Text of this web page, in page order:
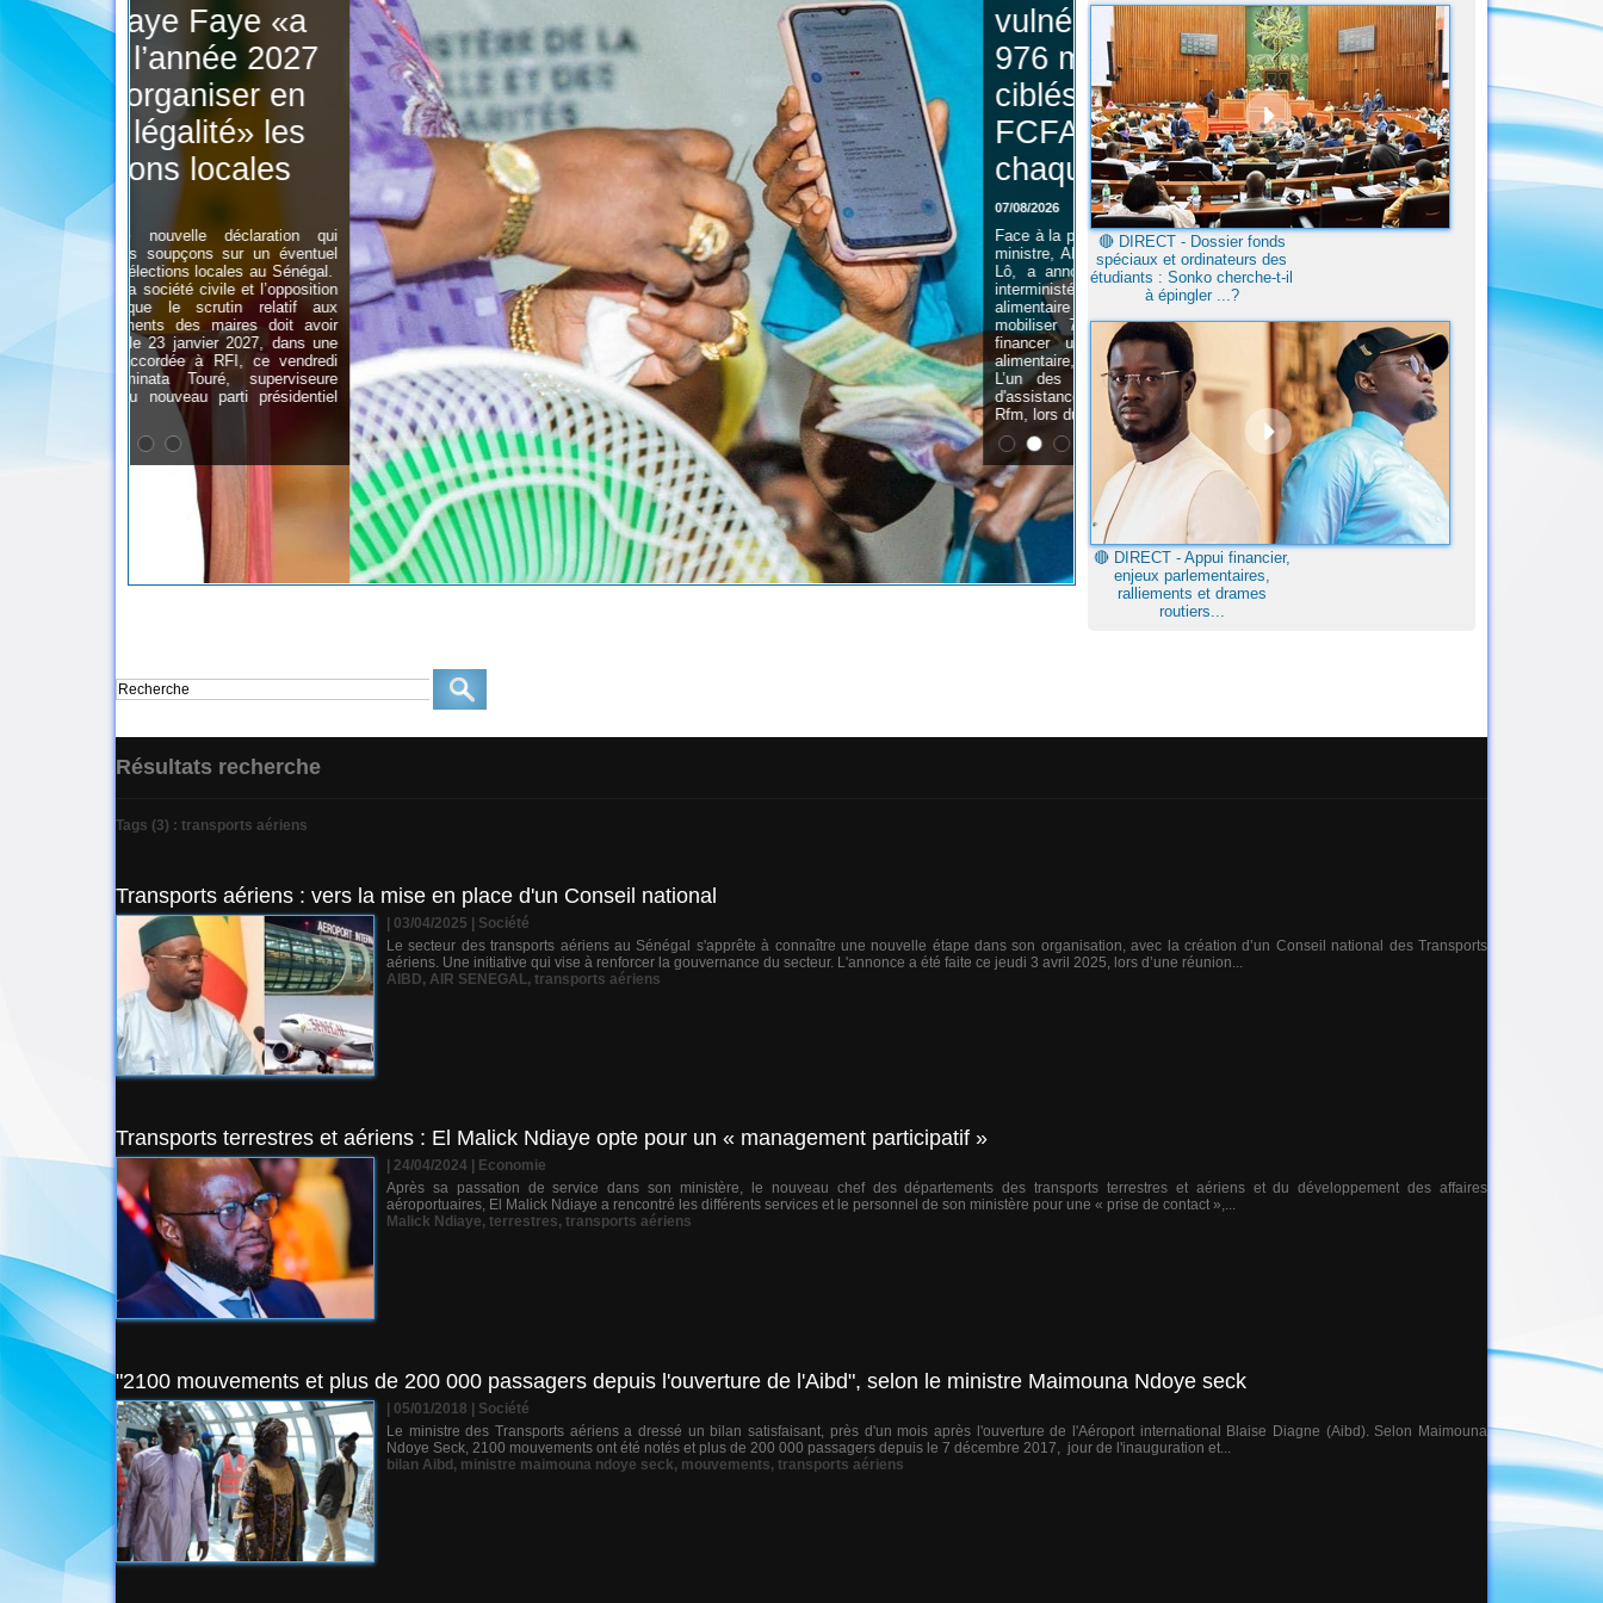
«a
2027
en
qui
ce vendredi
vulnérables : 92
976 ménages
ciblés, 135 000
FCFA prévus pour
chaque famille
07/08/2026
Face à la période de soudure, le Premier
ministre, Ahmadou Al Aminou Mohamed
Lô, a annoncé à l'issue d'une réunion
interministérielle consacrée à la sécurité
alimentaire que le gouvernement va
mobiliser 7,2 milliards de FCFA pour
financer un vaste plan d’assistance
alimentaire, nutritionnelle et pastorale.
L’un des responsable du programme
d'assistance alimentaire a précisé sur la
Rfm, lors du...
🔴​ DIRECT - Dossier fonds
spéciaux et ordinateurs des
étudiants : Sonko cherche-t-il
à épingler ...?
🔴​ DIRECT - Appui financier,
enjeux parlementaires,
ralliements et drames
routiers...
Résultats recherche
Tags (3) : transports aériens
Transports aériens : vers la mise en place d'un Conseil national
| 03/04/2025
Société
Le secteur des transports aériens au Sénégal s'apprête à connaître une nouvelle étape dans son organisation, avec la création d’un Conseil national des Transports
aériens. Une initiative qui vise à renforcer la gouvernance du secteur. L'annonce a été faite ce jeudi 3 avril 2025, lors d’une réunion...
AIBD, AIR SENEGAL, transports aériens
Transports terrestres et aériens : El Malick Ndiaye opte pour un « management participatif »
| 24/04/2024
Economie
Après sa passation de service dans son ministère, le nouveau chef des départements des transports terrestres et aériens et du développement des affaires
aéroportuaires, El Malick Ndiaye a rencontré les différents services et le personnel de son ministère pour une « prise de contact »,...
Malick Ndiaye, terrestres, transports aériens
"2100 mouvements et plus de 200 000 passagers depuis l'ouverture de l'Aibd", selon le ministre Maimouna Ndoye seck
| 05/01/2018
Société
Le ministre des Transports aériens a dressé un bilan satisfaisant, près d'un mois après l'ouverture de l'Aéroport international Blaise Diagne (Aibd). Selon Maimouna
Ndoye Seck, 2100 mouvements ont été notés et plus de 200 000 passagers depuis le 7 décembre 2017, jour de l'inauguration et...
bilan Aibd , ministre maimouna ndoye seck, mouvements, transports aériens